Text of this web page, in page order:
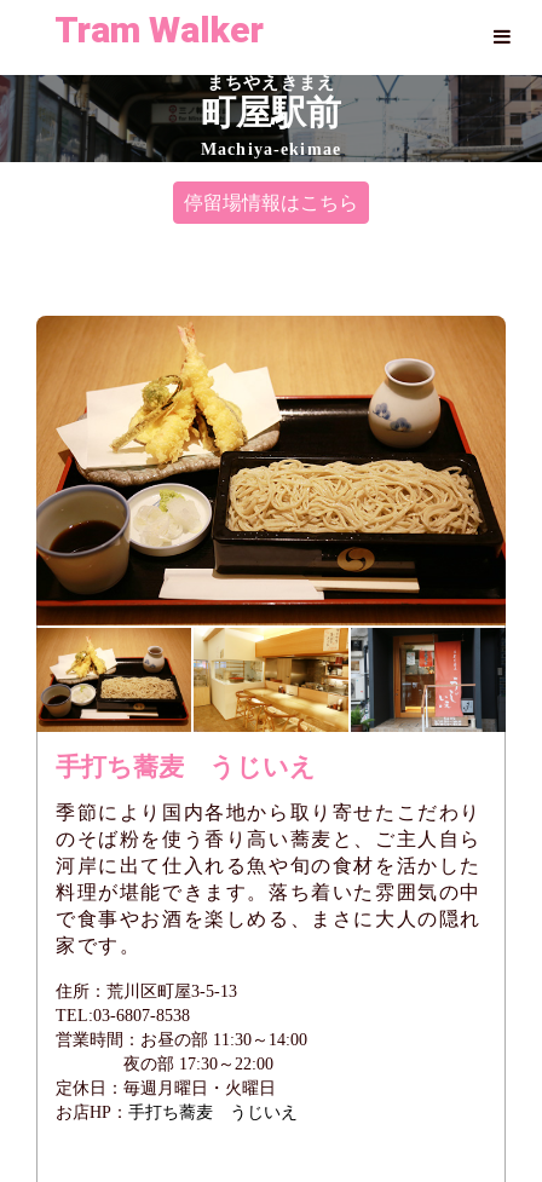
Tram Walker
まちやえきまえ
町屋駅前
Machiya-ekimae
停留場情報はこちら
手打ち蕎麦 うじいえ
季節により国内各地から取り寄せたこだわり
のそば粉を使う香り高い蕎麦と、ご主人自ら
河岸に出て仕入れる魚や旬の食材を活かした
料理が堪能できます。落ち着いた雰囲気の中
で食事やお酒を楽しめる、まさに大人の隠れ
家です。
住所：荒川区町屋3-5-13
TEL:03-6807-8538
営業時間：お昼の部 11:30～14:00
夜の部 17:30～22:00
定休日：毎週月曜日・火曜日
お店HP： 手打ち蕎麦 うじいえ